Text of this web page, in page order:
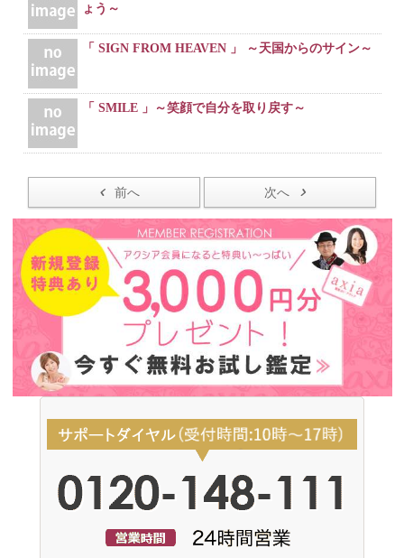
ょう～
「 SIGN FROM HEAVEN 」 ～天国からのサイン～
「 SMILE 」～笑顔で自分を取り戻す～
前へ 次へ